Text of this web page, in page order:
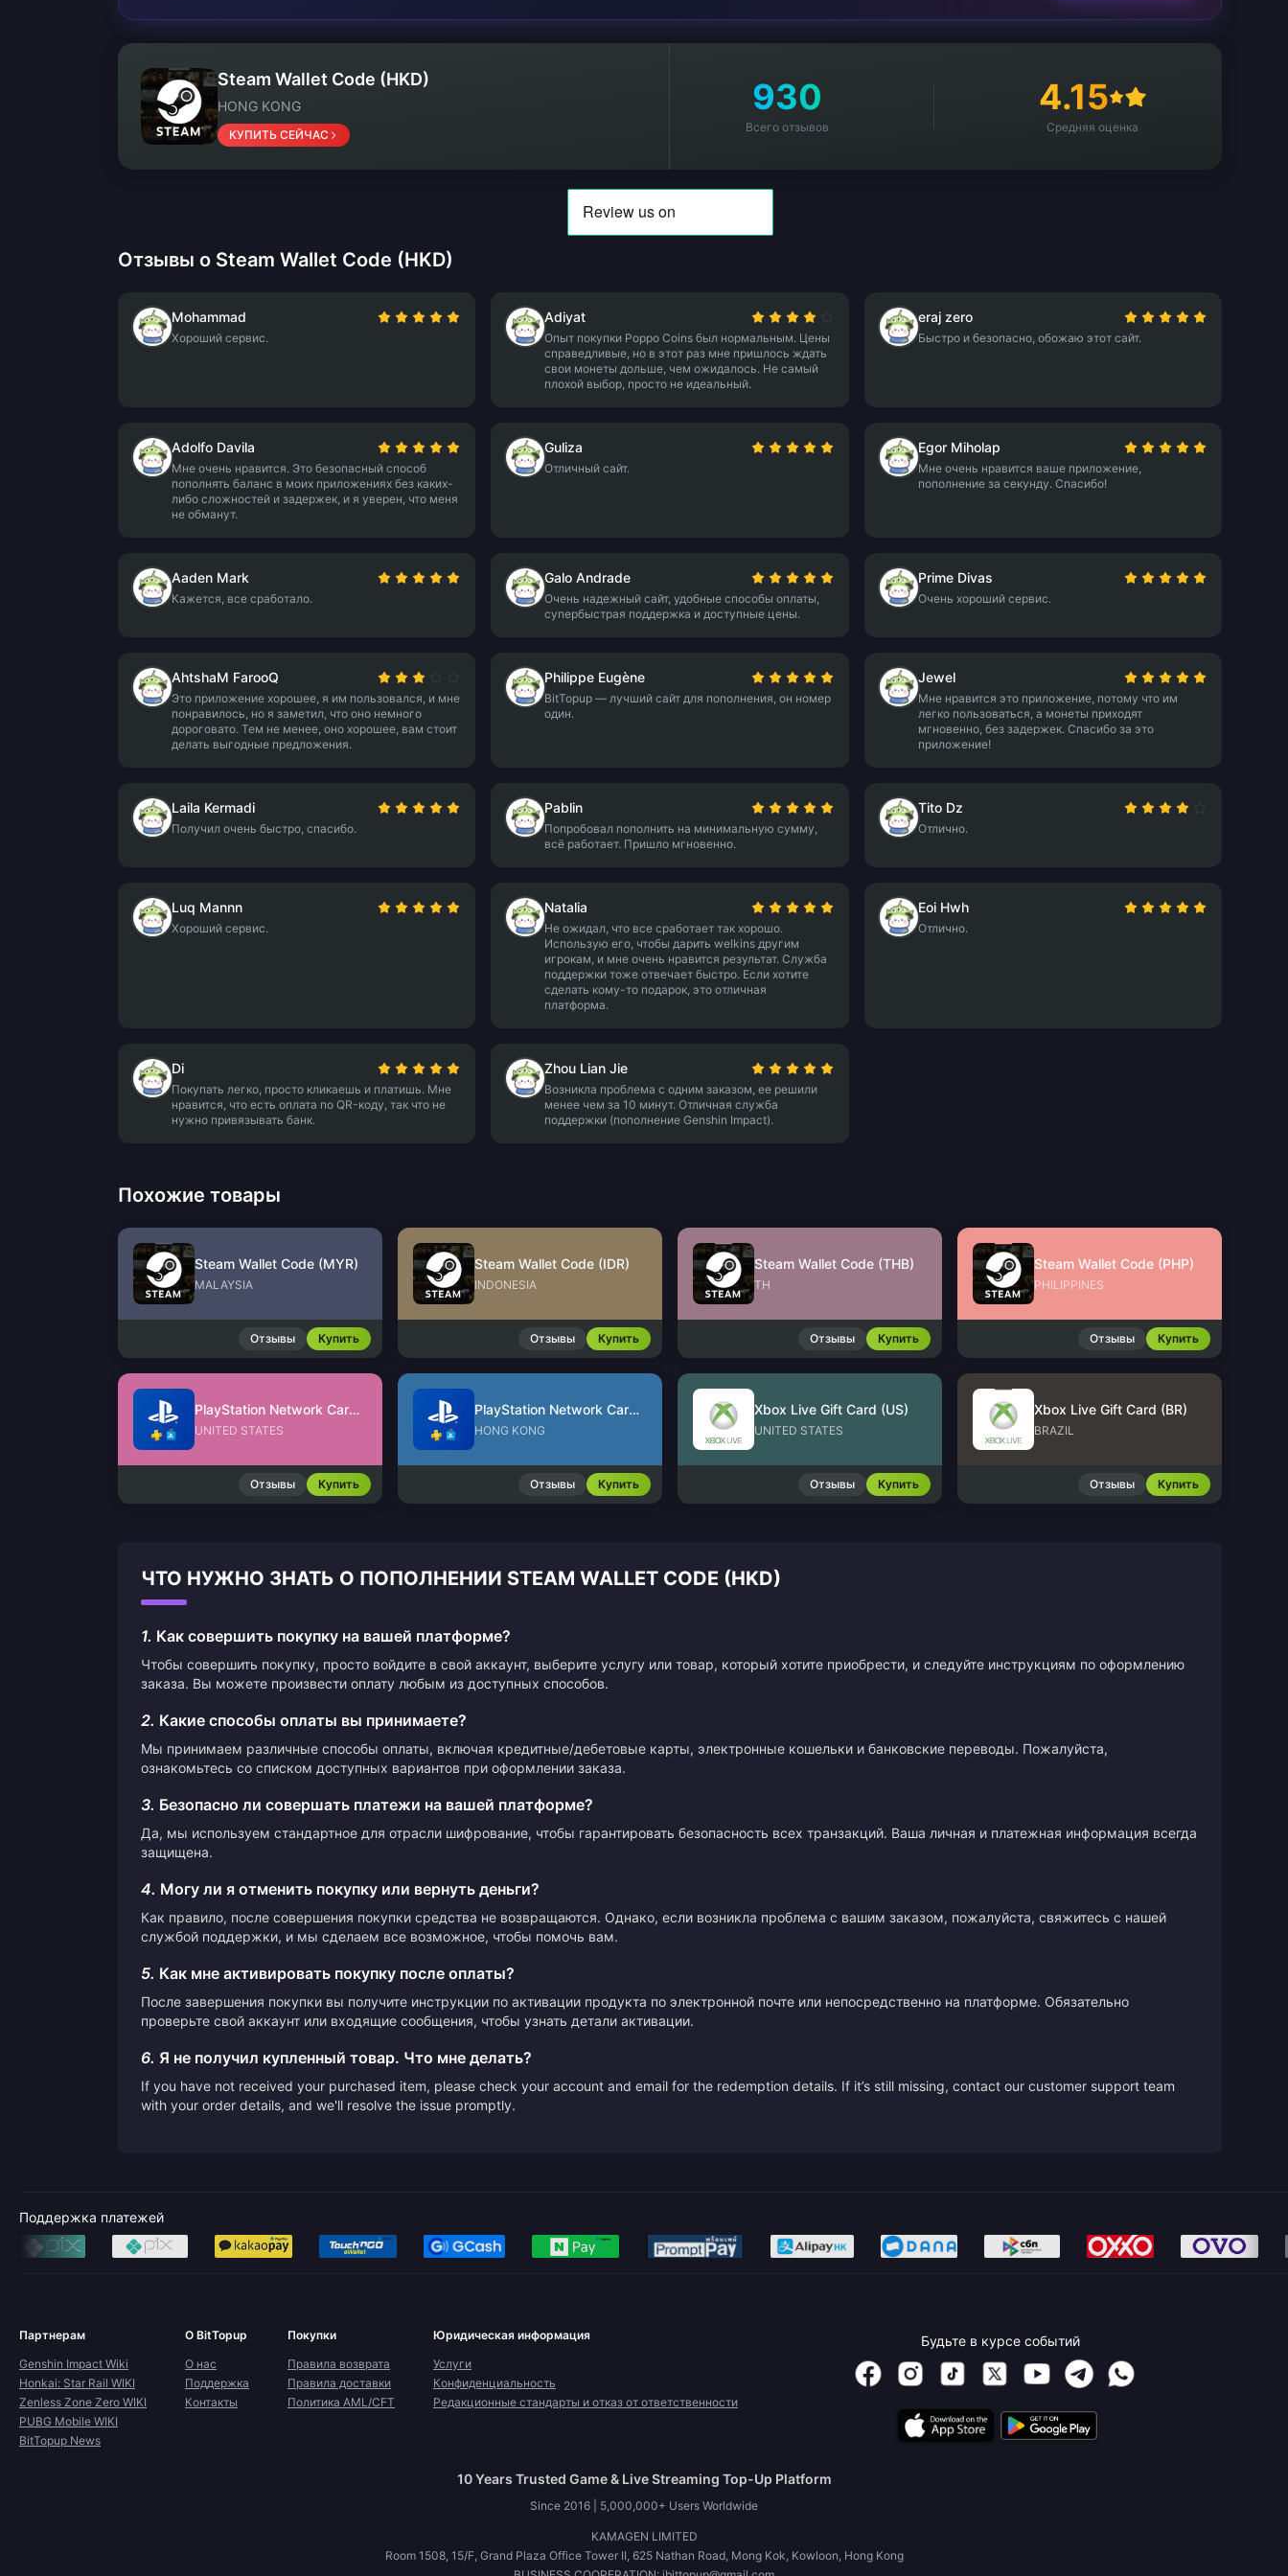
Steam Wallet Code (HKD)
HONG KONG
КУПИТЬ СЕЙЧАС
930
Всего отзывов
4.15
Средняя оценка
Отзывы о Steam Wallet Code (HKD)
Mohammad
Хороший сервис.
Adiyat
Опыт покупки Poppo Coins был нормальным. Цены
справедливые, но в этот раз мне пришлось ждать
свои монеты дольше, чем ожидалось. Не самый
плохой выбор, просто не идеальный.
eraj zero
Быстро и безопасно, обожаю этот сайт.
Adolfo Davila
Мне очень нравится. Это безопасный способ
пополнять баланс в моих приложениях без каких-
либо сложностей и задержек, и я уверен, что меня
не обманут.
Guliza
Отличный сайт.
Egor Miholap
Мне очень нравится ваше приложение,
пополнение за секунду. Спасибо!
Aaden Mark
Кажется, все сработало.
Galo Andrade
Очень надежный сайт, удобные способы оплаты,
супербыстрая поддержка и доступные цены.
Prime Divas
Очень хороший сервис.
AhtshaM FarooQ
Это приложение хорошее, я им пользовался, и мне
понравилось, но я заметил, что оно немного
дороговато. Тем не менее, оно хорошее, вам стоит
делать выгодные предложения.
Philippe Eugène
BitTopup — лучший сайт для пополнения, он номер
один.
Jewel
Мне нравится это приложение, потому что им
легко пользоваться, а монеты приходят
мгновенно, без задержек. Спасибо за это
приложение!
Laila Kermadi
Получил очень быстро, спасибо.
Pablin
Попробовал пополнить на минимальную сумму,
всё работает. Пришло мгновенно.
Tito Dz
Отлично.
Luq Mannn
Хороший сервис.
Natalia
Не ожидал, что все сработает так хорошо.
Использую его, чтобы дарить welkins другим
игрокам, и мне очень нравится результат. Служба
поддержки тоже отвечает быстро. Если хотите
сделать кому-то подарок, это отличная
платформа.
Eoi Hwh
Отлично.
Di
Покупать легко, просто кликаешь и платишь. Мне
нравится, что есть оплата по QR-коду, так что не
нужно привязывать банк.
Zhou Lian Jie
Возникла проблема с одним заказом, ее решили
менее чем за 10 минут. Отличная служба
поддержки (пополнение Genshin Impact).
Похожие товары
Steam Wallet Code (MYR)
MALAYSIA
Отзывы Купить
Steam Wallet Code (IDR)
INDONESIA
Отзывы Купить
Steam Wallet Code (THB)
TH
Отзывы Купить
Steam Wallet Code (PHP)
PHILIPPINES
Отзывы Купить
PlayStation Network Card (US)
UNITED STATES
Отзывы Купить
PlayStation Network Card (HK)
HONG KONG
Отзывы Купить
Xbox Live Gift Card (US)
UNITED STATES
Отзывы Купить
Xbox Live Gift Card (BR)
BRAZIL
Отзывы Купить
ЧТО НУЖНО ЗНАТЬ О ПОПОЛНЕНИИ STEAM WALLET CODE (HKD)
1. Как совершить покупку на вашей платформе?
Чтобы совершить покупку, просто войдите в свой аккаунт, выберите услугу или товар, который хотите приобрести, и следуйте инструкциям по оформлению
заказа. Вы можете произвести оплату любым из доступных способов.
2. Какие способы оплаты вы принимаете?
Мы принимаем различные способы оплаты, включая кредитные/дебетовые карты, электронные кошельки и банковские переводы. Пожалуйста,
ознакомьтесь со списком доступных вариантов при оформлении заказа.
3. Безопасно ли совершать платежи на вашей платформе?
Да, мы используем стандартное для отрасли шифрование, чтобы гарантировать безопасность всех транзакций. Ваша личная и платежная информация всегда
защищена.
4. Могу ли я отменить покупку или вернуть деньги?
Как правило, после совершения покупки средства не возвращаются. Однако, если возникла проблема с вашим заказом, пожалуйста, свяжитесь с нашей
службой поддержки, и мы сделаем все возможное, чтобы помочь вам.
5. Как мне активировать покупку после оплаты?
После завершения покупки вы получите инструкции по активации продукта по электронной почте или непосредственно на платформе. Обязательно
проверьте свой аккаунт или входящие сообщения, чтобы узнать детали активации.
6. Я не получил купленный товар. Что мне делать?
If you have not received your purchased item, please check your account and email for the redemption details. If it’s still missing, contact our customer support team
with your order details, and we'll resolve the issue promptly.
Поддержка платежей
Партнерам
Genshin Impact Wiki
Honkai: Star Rail WIKI
Zenless Zone Zero WIKI
PUBG Mobile WIKI
BitTopup News
О BitTopup
О нас
Поддержка
Контакты
Покупки
Правила возврата
Правила доставки
Политика AML/CFT
Юридическая информация
Услуги
Конфиденциальность
Редакционные стандарты и отказ от ответственности
Будьте в курсе событий
10 Years Trusted Game & Live Streaming Top-Up Platform
Since 2016 | 5,000,000+ Users Worldwide
KAMAGEN LIMITED
Room 1508, 15/F, Grand Plaza Office Tower II, 625 Nathan Road, Mong Kok, Kowloon, Hong Kong